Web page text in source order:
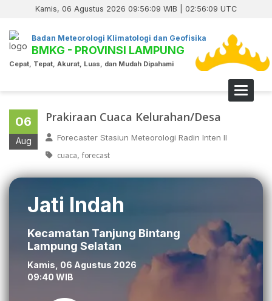
Kamis, 06 Agustus 2026 09:56:09 WIB | 02:56:09 UTC
Badan Meteorologi Klimatologi dan Geofisika
BMKG - PROVINSI LAMPUNG
Cepat, Tepat, Akurat, Luas, dan Mudah Dipahami
Toggle
06
Aug
Prakiraan Cuaca Kelurahan/Desa
Forecaster Stasiun Meteorologi Radin Inten II
cuaca, forecast
Jati Indah
Kecamatan Tanjung Bintang
Lampung Selatan
Kamis, 06 Agustus 2026
09:40 WIB